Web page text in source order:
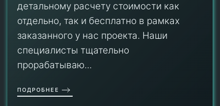
детальному расчету стоимости как
отдельно, так и бесплатно в рамках
заказанного у нас проекта. Наши
специалисты тщательно
прорабатываю...
ПОДРОБНЕЕ